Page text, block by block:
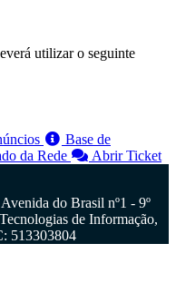
utilizar o seguinte
Base de
da Rede Abrir Ticket
do Brasil nº1 - 9º
de Informação,
513303804